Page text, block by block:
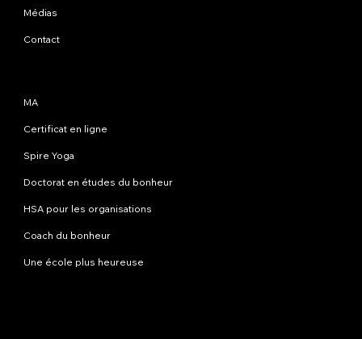
Médias
Contact
MA
Certificat en ligne
Spire Yoga
Doctorat en études du bonheur
HSA pour les organisations
Coach du bonheur
Une école plus heureuse